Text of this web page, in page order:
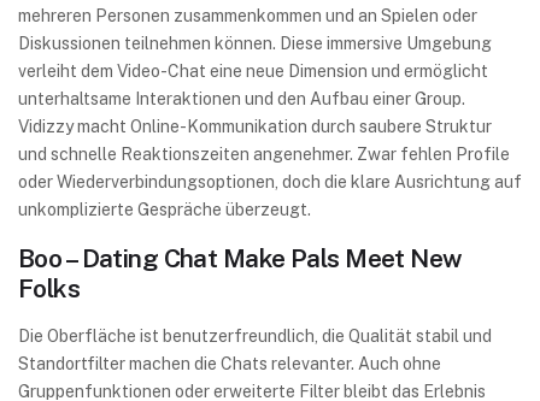
mehreren Personen zusammenkommen und an Spielen oder
Diskussionen teilnehmen können. Diese immersive Umgebung
verleiht dem Video-Chat eine neue Dimension und ermöglicht
unterhaltsame Interaktionen und den Aufbau einer Group.
Vidizzy macht Online-Kommunikation durch saubere Struktur
und schnelle Reaktionszeiten angenehmer. Zwar fehlen Profile
oder Wiederverbindungsoptionen, doch die klare Ausrichtung auf
unkomplizierte Gespräche überzeugt.
Boo – Dating Chat Make Pals Meet New
Folks
Die Oberfläche ist benutzerfreundlich, die Qualität stabil und
Standortfilter machen die Chats relevanter. Auch ohne
Gruppenfunktionen oder erweiterte Filter bleibt das Erlebnis